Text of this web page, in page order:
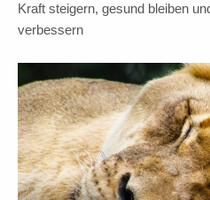
Kraft steigern, gesund bleiben
verbessern